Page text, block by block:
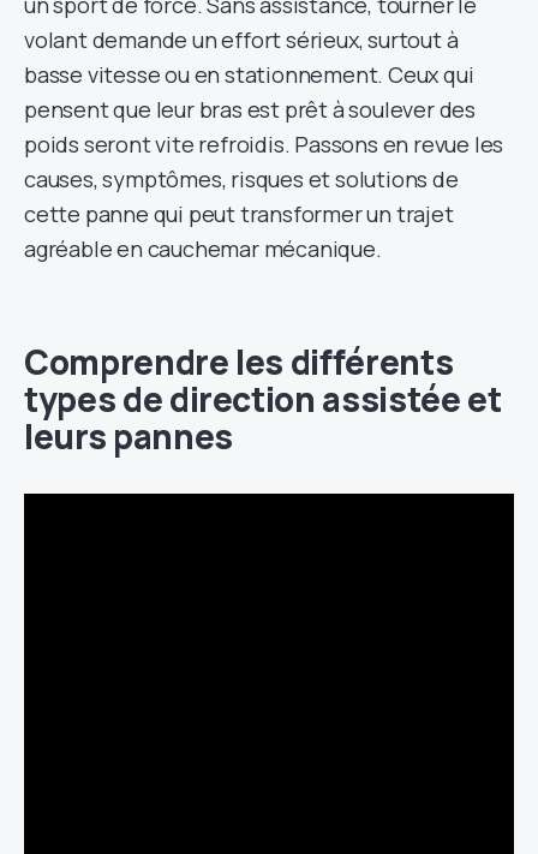
volant demande un effort sérieux, surtout à
basse vitesse ou en stationnement. Ceux qui
pensent que leur bras est prêt à soulever des
poids seront vite refroidis. Passons en revue les
causes, symptômes, risques et solutions de
cette panne qui peut transformer un trajet
agréable en cauchemar mécanique.
Comprendre les différents
types de direction assistée et
leurs pannes